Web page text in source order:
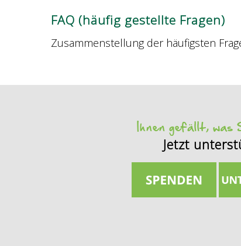
FAQ (häufig gestellte Fragen)
Zusammenstellung der häufigsten
Ihnen gefällt, was
Jetzt